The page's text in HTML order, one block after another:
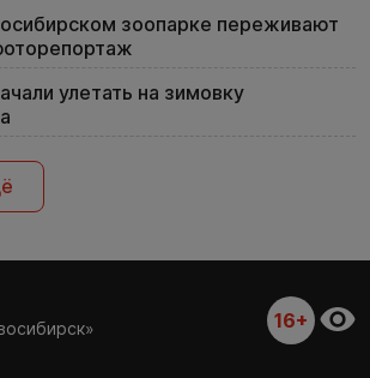
зоопарке переживают
улетать на зимовку
16+